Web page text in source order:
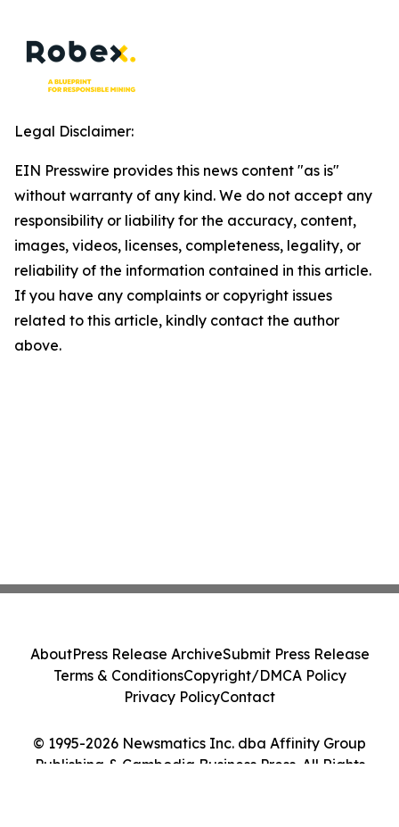
Legal Disclaimer:
EIN Presswire provides this news content "as is"
without warranty of any kind. We do not accept any
responsibility or liability for the accuracy, content,
images, videos, licenses, completeness, legality, or
reliability of the information contained in this article.
If you have any complaints or copyright issues
related to this article, kindly contact the author
above.
© 1995-2026 Newsmatics Inc. dba Affinity Group
Publishing & Cambodia Business Press. All Rights
AboutPress Release ArchiveSubmit Press Release
Terms & ConditionsCopyright/DMCA Policy
Privacy PolicyContact